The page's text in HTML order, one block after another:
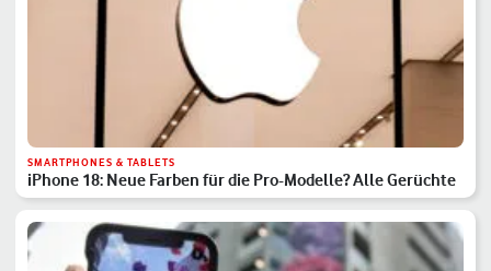
SMARTPHONES & TABLETS
iPhone 18: Neue Farben für die Pro-Modelle? Alle Gerüchte